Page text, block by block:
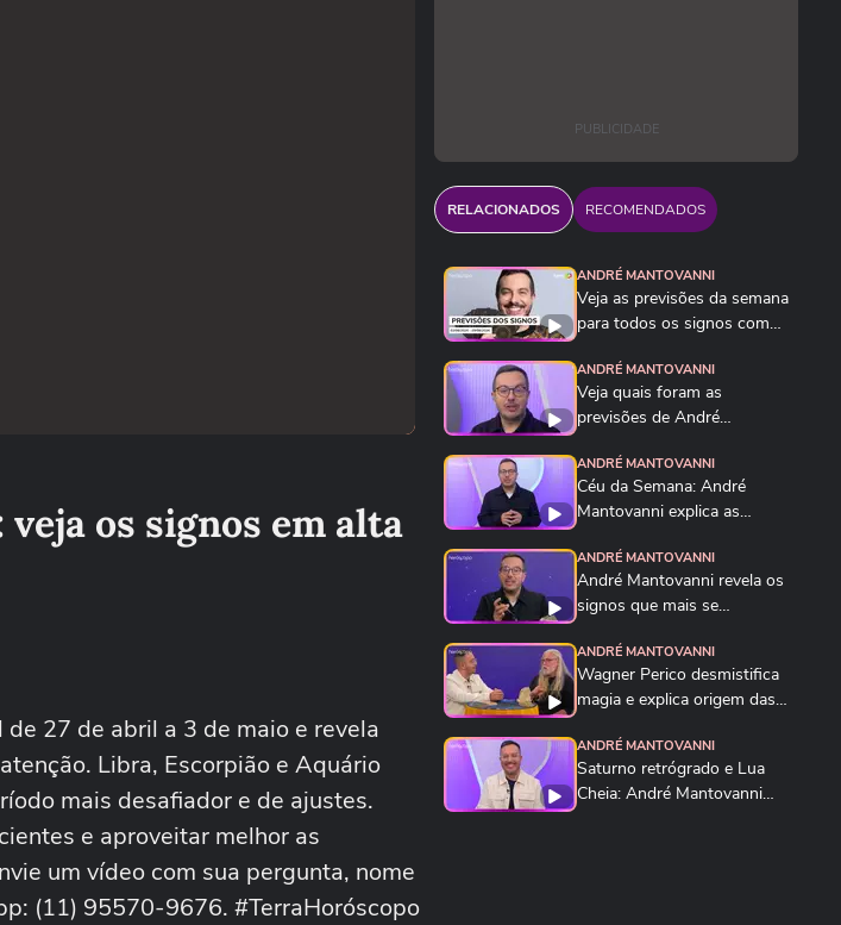
os signos em alta
27 de abril a 3 de maio e revela
Libra, Escorpião e Aquário
mais desafiador e de ajustes.
e aproveitar melhor as
um vídeo com sua pergunta, nome
(11) 95570-9676. #TerraHoróscopo
PUBLICIDADE
RELACIONADOS RECOMENDADOS
ANDRÉ MANTOVANNI
Veja as previsões da semana
para todos os signos com
ANDRÉ MANTOVANNI
Veja quais foram as
previsões de André
ANDRÉ MANTOVANNI
Céu da Semana: André
Mantovanni explica as
ANDRÉ MANTOVANNI
André Mantovanni revela os
signos que mais se
ANDRÉ MANTOVANNI
Wagner Perico desmistifica
magia e explica origem das
ANDRÉ MANTOVANNI
Saturno retrógrado e Lua
Cheia: André Mantovanni